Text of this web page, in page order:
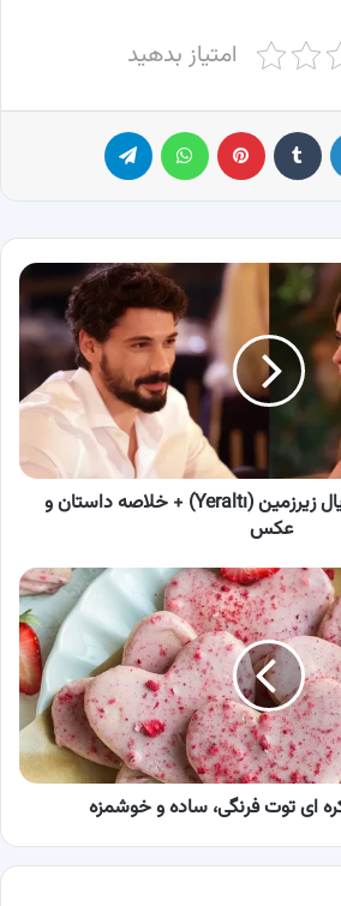
امتیاز بدهید
لینکدین ‫تامبلر پینترست
بیوگرافی بازیگران سریال زیرزمین (Yeraltı) + خلاصه داستان و
عکس
ای توت فرنگی، ساده و خوشمزه